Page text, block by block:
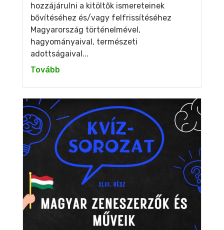
hozzájárulni a kitöltők ismereteinek
bővítéséhez és/vagy felfrissítéséhez
Magyarország történelmével,
hagyományaival, természeti
adottságaival...
Tovább